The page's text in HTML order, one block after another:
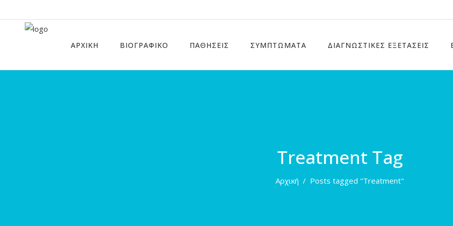
ΑΡΧΙΚΗ ΒΙΟΓΡΑΦΙΚΟ ΠΑΘΗΣΕΙΣ ΣΥΜΠΤΩΜΑΤΑ ΔΙΑΓΝΩΣΤΙΚΕΣ ΕΞΕΤΑΣΕΙΣ
Treatment Tag
Αρχική / Posts tagged "Treatment"